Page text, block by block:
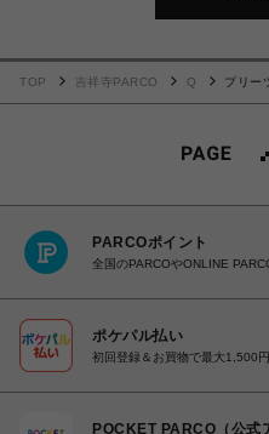
TOP 吉祥寺PARCO Q プリー
PARCOポイント
全国のPARCOやONLINE
ポケパル払い
初回登録＆お買物で最大1,500
POCKET PARCO（公式